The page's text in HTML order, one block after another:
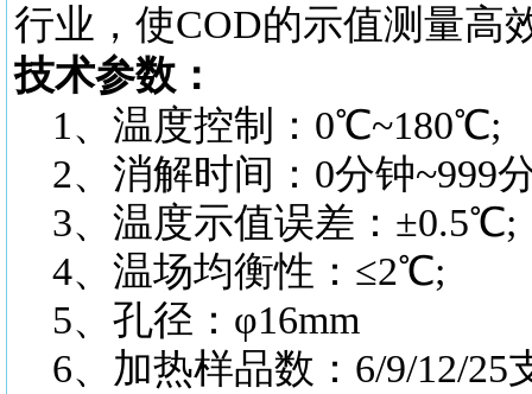
行业，使COD的示值测量高
技术参数：
1、温度控制：0℃~180℃;
2、消解时间：0分钟~999
3、温度示值误差：±0.5℃;
4、温场均衡性：≤2℃;
5、孔径：φ16mm
6、加热样品数：6/9/12/25